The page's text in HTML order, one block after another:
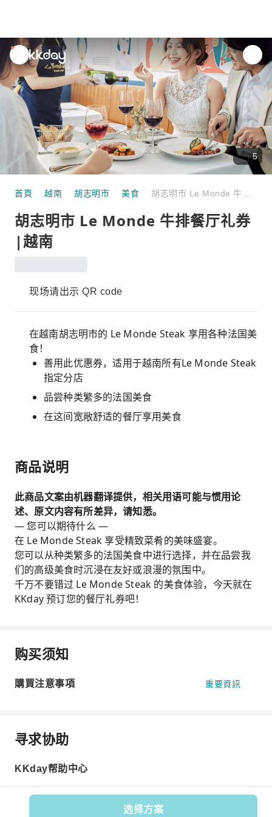
unread
notifications
5
首頁 越南 胡志明市 美食
胡志明市 Le Monde 牛排餐厅礼券
|越南
现场请出示 QR code
在越南胡志明市的 Le Monde Steak 享用各种法国美
食！
善用此优惠券，适用于越南所有Le Monde Steak
指定分店
品尝种类繁多的法国美食
在这间宽敞舒适的餐厅享用美食
选择方案
商品说明
此商品文案由机器翻译提供，相关用语可能与惯用论
述、原文内容有所差异，请知悉。
— 您可以期待什么 —
在 Le Monde Steak 享受精致菜肴的美味盛宴。
您可以从种类繁多的法国美食中进行选择，并在品尝我
们的高级美食时沉浸在友好或浪漫的氛围中。
千万不要错过 Le Monde Steak 的美食体验，今天就在
KKday 预订您的餐厅礼券吧！
购买须知
購買注意事項 重要資訊
寻求协助
KKday帮助中心